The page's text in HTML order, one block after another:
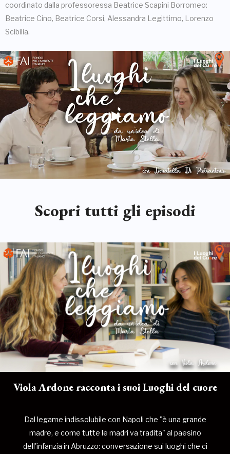
coordinato dalla professoressa Beatrice Scapini Borromeo:
Beatrice Cino, Beatrice Corsi, Alessandra Legittimo, Lorenzo
Scibilia.
Scopri tutti gli episodi
Viola Ardone racconta i suoi Luoghi del cuore
Dal legame indissolubile con Napoli che "è una grande
madre, e come tutte le madri va tradita" al paesino
dell'infanzia in Abruzzo: conversazione sui luoghi che ci